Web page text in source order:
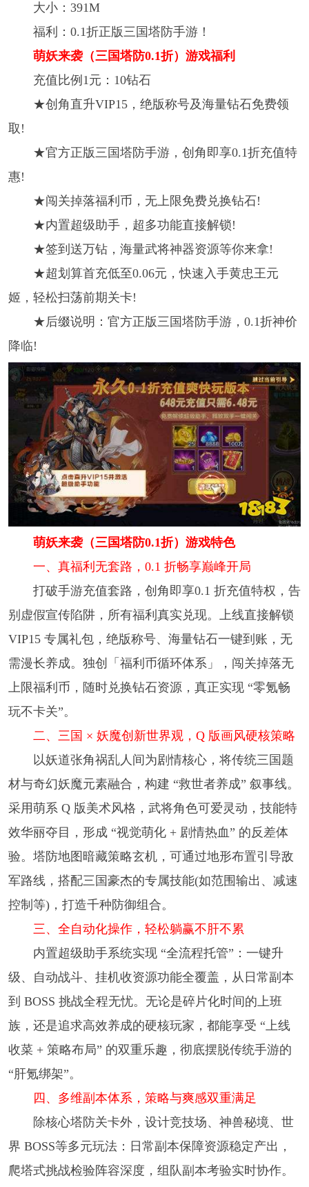
大小：391M
福利：0.1折正版三国塔防手游！
萌妖来袭（三国塔防0.1折）游戏福利
充值比例1元：10钻石
★创角直升VIP15，绝版称号及海量钻石免费领
取!
★官方正版三国塔防手游，创角即享0.1折充值特
惠!
★闯关掉落福利币，无上限免费兑换钻石!
★内置超级助手，超多功能直接解锁!
★签到送万钻，海量武将神器资源等你来拿!
★超划算首充低至0.06元，快速入手黄忠王元
姬，轻松扫荡前期关卡!
★后缀说明：官方正版三国塔防手游，0.1折神价
降临!
萌妖来袭（三国塔防0.1折）游戏特色
一、真福利无套路，0.1 折畅享巅峰开局​
打破手游充值套路，创角即享0.1 折充值特权，告
别虚假宣传陷阱，所有福利真实兑现。上线直接解锁
VIP15 专属礼包，绝版称号、海量钻石一键到账，无
需漫长养成。独创「福利币循环体系」，闯关掉落无
上限福利币，随时兑换钻石资源，真正实现 “零氪畅
玩不卡关”。​
二、三国 × 妖魔创新世界观，Q 版画风硬核策略​
以妖道张角祸乱人间为剧情核心，将传统三国题
材与奇幻妖魔元素融合，构建 “救世者养成” 叙事线。
采用萌系 Q 版美术风格，武将角色可爱灵动，技能特
效华丽夺目，形成 “视觉萌化 + 剧情热血” 的反差体
验。塔防地图暗藏策略玄机，可通过地形布置引导敌
军路线，搭配三国豪杰的专属技能(如范围输出、减速
控制等)，打造千种防御组合。​
三、全自动化操作，轻松躺赢不肝不累​
内置超级助手系统实现 “全流程托管”：一键升
级、自动战斗、挂机收资源功能全覆盖，从日常副本
到 BOSS 挑战全程无忧。无论是碎片化时间的上班
族，还是追求高效养成的硬核玩家，都能享受 “上线
收菜 + 策略布局” 的双重乐趣，彻底摆脱传统手游的
“肝氪绑架”。​
四、多维副本体系，策略与爽感双重满足​
除核心塔防关卡外，设计竞技场、神兽秘境、世
界 BOSS等多元玩法：日常副本保障资源稳定产出，
爬塔式挑战检验阵容深度，组队副本考验实时协作。